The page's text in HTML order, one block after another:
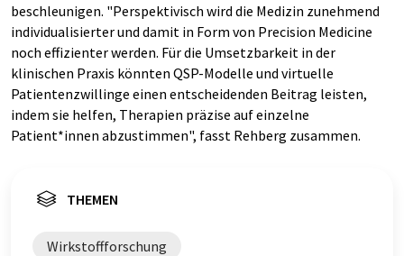
beschleunigen. "Perspektivisch wird die Medizin zunehmend
individualisierter und damit in Form von Precision Medicine
noch effizienter werden. Für die Umsetzbarkeit in der
klinischen Praxis könnten QSP-Modelle und virtuelle
Patientenzwillinge einen entscheidenden Beitrag leisten,
indem sie helfen, Therapien präzise auf einzelne
Patient*innen abzustimmen", fasst Rehberg zusammen.
THEMEN
Wirkstoffforschung